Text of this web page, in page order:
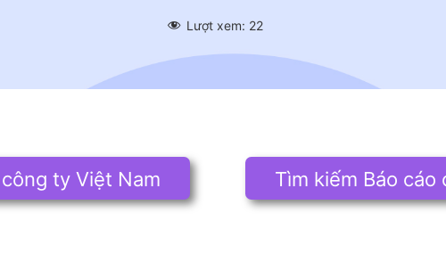
Lượt xem: 22
ty Việt Nam Tìm kiếm Báo